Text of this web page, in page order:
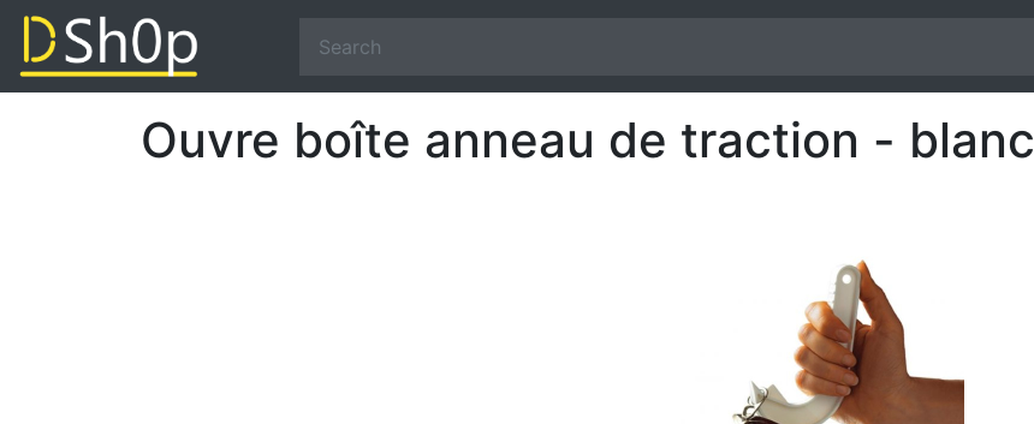
Ouvre boîte anneau de traction - blanc